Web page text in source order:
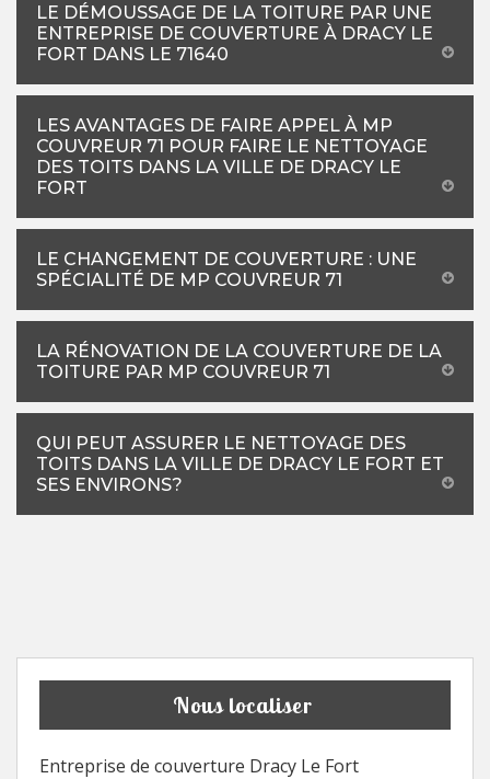
LE DÉMOUSSAGE DE LA TOITURE PAR UNE
ENTREPRISE DE COUVERTURE À DRACY LE
FORT DANS LE 71640
LES AVANTAGES DE FAIRE APPEL À MP
COUVREUR 71 POUR FAIRE LE NETTOYAGE
DES TOITS DANS LA VILLE DE DRACY LE
FORT
LE CHANGEMENT DE COUVERTURE : UNE
SPÉCIALITÉ DE MP COUVREUR 71
LA RÉNOVATION DE LA COUVERTURE DE LA
TOITURE PAR MP COUVREUR 71
QUI PEUT ASSURER LE NETTOYAGE DES
TOITS DANS LA VILLE DE DRACY LE FORT ET
SES ENVIRONS?
Nous localiser
Entreprise de couverture Dracy Le Fort